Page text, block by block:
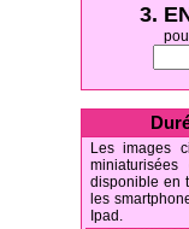
3.
Les images
disponible en
les
Ipad.